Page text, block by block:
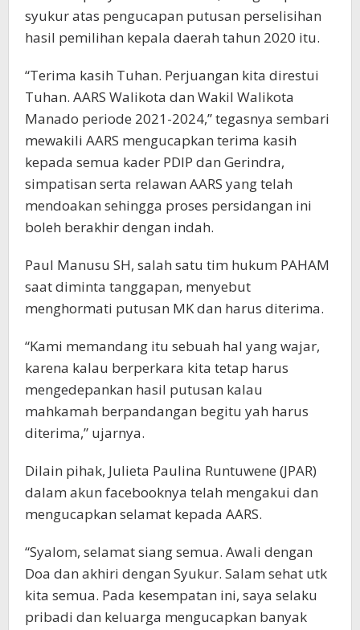
syukur atas pengucapan putusan perselisihan
hasil pemilihan kepala daerah tahun 2020 itu.
“Terima kasih Tuhan. Perjuangan kita direstui
Tuhan. AARS Walikota dan Wakil Walikota
Manado periode 2021-2024,” tegasnya sembari
mewakili AARS mengucapkan terima kasih
kepada semua kader PDIP dan Gerindra,
simpatisan serta relawan AARS yang telah
mendoakan sehingga proses persidangan ini
boleh berakhir dengan indah.
Paul Manusu SH, salah satu tim hukum PAHAM
saat diminta tanggapan, menyebut
menghormati putusan MK dan harus diterima.
“Kami memandang itu sebuah hal yang wajar,
karena kalau berperkara kita tetap harus
mengedepankan hasil putusan kalau
mahkamah berpandangan begitu yah harus
diterima,” ujarnya.
Dilain pihak, Julieta Paulina Runtuwene (JPAR)
dalam akun facebooknya telah mengakui dan
mengucapkan selamat kepada AARS.
“Syalom, selamat siang semua. Awali dengan
Doa dan akhiri dengan Syukur. Salam sehat utk
kita semua. Pada kesempatan ini, saya selaku
pribadi dan keluarga mengucapkan banyak